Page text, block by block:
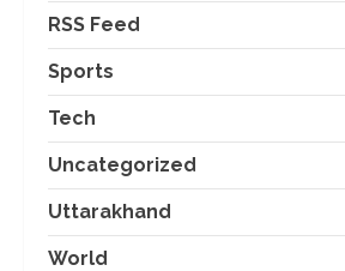
RSS Feed
Sports
Tech
Uncategorized
Uttarakhand
World